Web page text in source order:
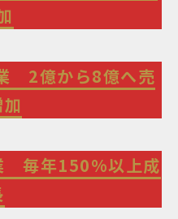
2億から8億へ売
毎年150%以上成